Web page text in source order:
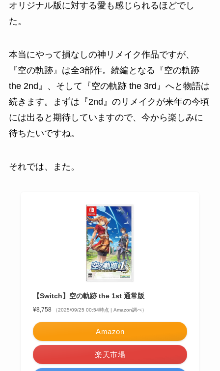
オリジナル版に対する愛も感じられるほどでし
た。
本当にやって損なしの神リメイク作品ですが、
『空の軌跡』は全3部作。続編となる『空の軌跡
the 2nd』、そして『空の軌跡 the 3rd』へと物語は
続きます。まずは『2nd』のリメイクが来年の今頃
には出ると期待していますので、今から楽しみに
待ちたいですね。
それでは、また。
【Switch】空の軌跡 the 1st 通常版
¥8,758 （2025/09/25 00:54時点 | Amazon調べ）
Amazon
楽天市場